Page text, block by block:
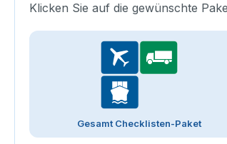
Klicken Sie auf die gewünschte
Gesamt Checklisten-Paket